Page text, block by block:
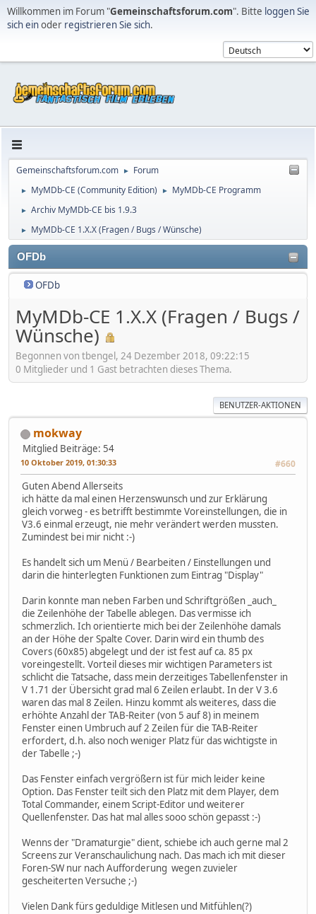
Willkommen im Forum "Gemeinschaftsforum.com". Bitte loggen Sie
sich einoder registrieren Sie sich.
Gemeinschaftsforum.com ► Forum
► MyMDb-CE (Community Edition) ► MyMDb-CE Programm
► Archiv MyMDb-CE bis 1.9.3
► MyMDb-CE 1.X.X (Fragen / Bugs / Wünsche)
OFDb
OFDb
MyMDb-CE 1.X.X (Fragen / Bugs /
Wünsche)
Begonnen von tbengel, 24 Dezember 2018, 09:22:15
0 Mitglieder und 1 Gast betrachten dieses Thema.
BENUTZER-AKTIONEN
mokway
Mitglied Beiträge: 54
10 Oktober 2019, 01:30:33 #660
Guten Abend Allerseits
ich hätte da mal einen Herzenswunsch und zur Erklärung
gleich vorweg - es betrifft bestimmte Voreinstellungen, die in
V3.6 einmal erzeugt, nie mehr verändert werden mussten.
Zumindest bei mir nicht :-)
Es handelt sich um Menü / Bearbeiten / Einstellungen und
darin die hinterlegten Funktionen zum Eintrag "Display"
Darin konnte man neben Farben und Schriftgrößen _auch_
die Zeilenhöhe der Tabelle ablegen. Das vermisse ich
schmerzlich. Ich orientierte mich bei der Zeilenhöhe damals
an der Höhe der Spalte Cover. Darin wird ein thumb des
Covers (60x85) abgelegt und der ist fest auf ca. 85 px
voreingestellt. Vorteil dieses mir wichtigen Parameters ist
schlicht die Tatsache, dass mein derzeitiges Tabellenfenster in
V 1.71 der Übersicht grad mal 6 Zeilen erlaubt. In der V 3.6
waren das mal 8 Zeilen. Hinzu kommt als weiteres, dass die
erhöhte Anzahl der TAB-Reiter (von 5 auf 8) in meinem
Fenster einen Umbruch auf 2 Zeilen für die TAB-Reiter
erfordert, d.h. also noch weniger Platz für das wichtigste in
der Tabelle ;-)
Das Fenster einfach vergrößern ist für mich leider keine
Option. Das Fenster teilt sich den Platz mit dem Player, dem
Total Commander, einem Script-Editor und weiterer
Quellenfenster. Das hat mal alles sooo schön gepasst :-)
Wenns der "Dramaturgie" dient, schiebe ich auch gerne mal 2
Screens zur Veranschaulichung nach. Das mach ich mit dieser
Foren-SW nur nach Aufforderung wegen zuvieler
gescheiterten Versuche ;-)
Vielen Dank fürs geduldige Mitlesen und Mitfühlen(?)